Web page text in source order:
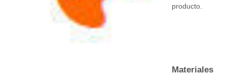
producto.
Materiales